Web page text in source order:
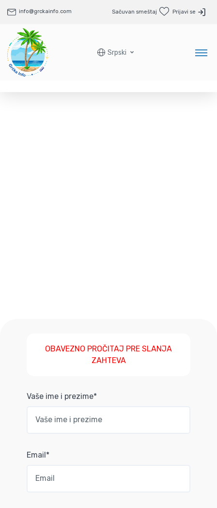
info@grckainfo.com Sačuvan smeštaj Prijavi se
Srpski
OBAVEZNO PROČITAJ PRE SLANJA
ZAHTEVA
Vaše ime i prezime*
Email*